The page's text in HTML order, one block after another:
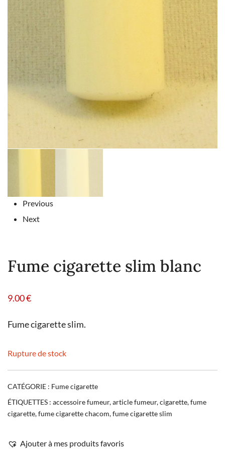
Previous
Next
Fume cigarette slim blanc
9.00€
Fume cigarette slim.
Rupture de stock
CATÉGORIE : Fume cigarette
ÉTIQUETTES : accessoire fumeur,article fumeur,cigarette,fume
cigarette,fume cigarette chacom,fume cigarette slim
Ajouter à mes produits favoris